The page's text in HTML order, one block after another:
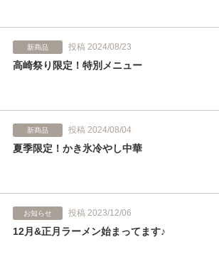
新商品 投稿 2024/08/23
高崎祭り限定！特別メニュー
新商品 投稿 2024/08/04
夏季限定！かき氷冷やし中華
お知らせ 投稿 2023/12/06
12月&正月ラーメン始まってます♪